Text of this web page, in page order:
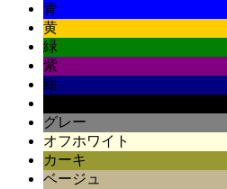
青
黄
緑
紫
紺
グレー
オフホワイト
カーキ
ベージュ